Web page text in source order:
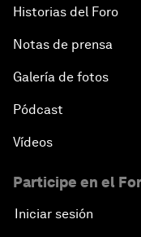
Historias del Foro
Notas de prensa
Galería de fotos
Pódcast
Vídeos
Participe en el
Iniciar sesión